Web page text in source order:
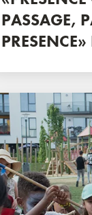
PASSAGE,